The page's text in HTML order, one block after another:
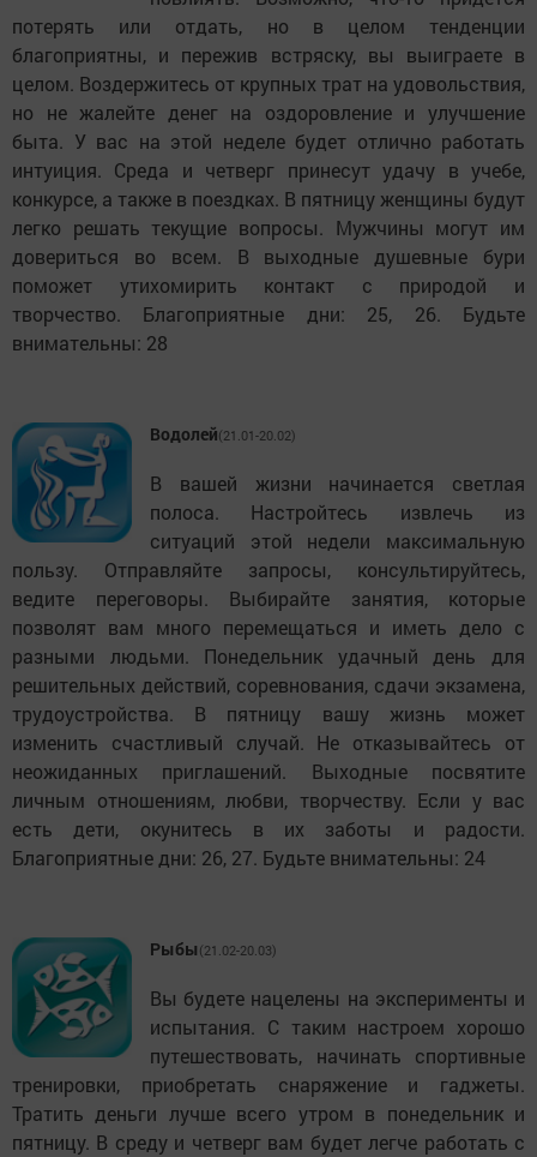
потерять или отдать, но в целом тенденции
благоприятны, и пережив встряску, вы выиграете в
целом. Воздержитесь от крупных трат на удовольствия,
но не жалейте денег на оздоровление и улучшение
быта. У вас на этой неделе будет отлично работать
интуиция. Среда и четверг принесут удачу в учебе,
конкурсе, а также в поездках. В пятницу женщины будут
легко решать текущие вопросы. Мужчины могут им
довериться во всем. В выходные душевные бури
поможет утихомирить контакт с природой и
творчество. Благоприятные дни: 25, 26. Будьте
внимательны: 28
Водолей(21.01-20.02)
В вашей жизни начинается светлая
полоса. Настройтесь извлечь из
ситуаций этой недели максимальную
пользу. Отправляйте запросы, консультируйтесь,
ведите переговоры. Выбирайте занятия, которые
позволят вам много перемещаться и иметь дело с
разными людьми. Понедельник удачный день для
решительных действий, соревнования, сдачи экзамена,
трудоустройства. В пятницу вашу жизнь может
изменить счастливый случай. Не отказывайтесь от
неожиданных приглашений. Выходные посвятите
личным отношениям, любви, творчеству. Если у вас
есть дети, окунитесь в их заботы и радости.
Благоприятные дни: 26, 27. Будьте внимательны: 24
Рыбы (21.02-20.03)
Вы будете нацелены на эксперименты и
испытания. С таким настроем хорошо
путешествовать, начинать спортивные
тренировки, приобретать снаряжение и гаджеты.
Тратить деньги лучше всего утром в понедельник и
пятницу. В среду и четверг вам будет легче работать с